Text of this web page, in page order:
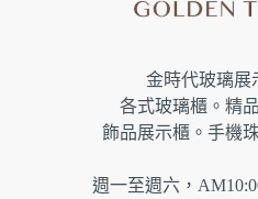
金時代玻璃展
各式玻璃櫃。精
飾品展示櫃。手機
週一至週六，